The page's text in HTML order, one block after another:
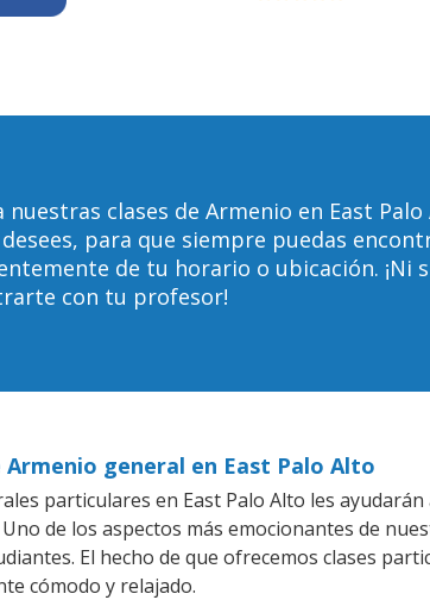
nuestras clases de Armenio en East
para que siempre puedas
de tu horario o ubicación. ¡Ni
con tu profesor!
general en East Palo Alto
particulares en East Palo Alto les
de los aspectos más emocionantes de
El hecho de que ofrecemos clases
cómodo y relajado.